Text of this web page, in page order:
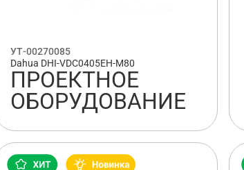
УТ-00270085
Dahua DHI-VDC0405EH-M80
ПРОЕКТНОЕ
ОБОРУДОВАНИЕ